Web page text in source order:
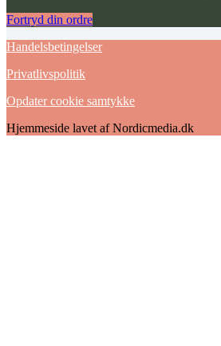
Fortryd din ordre
Handelsbetingelser
Privatlivspolitik
Opdater cookie samtykke
Hjemmeside lavet af Nordicmedia.dk